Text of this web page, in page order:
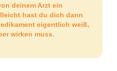
deinem Arzt ein
hast du dich dann
eigentlich weiß,
wirken muss.